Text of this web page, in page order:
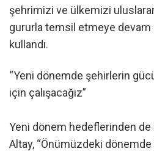
şehrimizi ve ülkemizi
gururla temsil etmeye
kullandı.
“Yeni dönemde şehirlerin
için çalışacağız”
Yeni dönem hedeflerinden de
Altay, “Önümüzdeki